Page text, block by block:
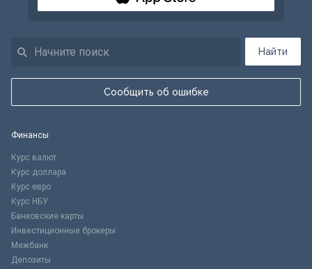
Найти
Сообщить об ошибке
Финансы
Курс валют
Курс доллара
Курс евро
Курс НБУ
Банковские карты
Инвестиционные брокеры
Межбанк
Депозиты